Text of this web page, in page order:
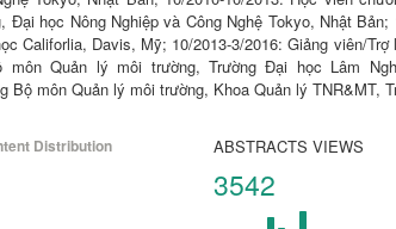
Đại học Nông Nghiệp và Công Nghệ Tokyo, Nhật
Califorlia, Davis, Mỹ; 10/2013-3/2016: Giảng viên/
môn Quản lý môi trường, Trường Đại học Lâm
Bộ môn Quản lý môi trường, Khoa Quản lý TNR&MT,
Distribution ABSTRACTS VIEWS
3542